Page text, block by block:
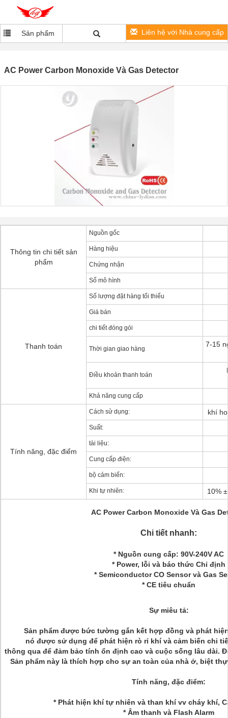
Sản phẩm Liên hệ với Nhà cung cấp
AC Power Carbon Monoxide Và Gas Detector
Thông tin chi tiết sản
phẩm
Nguồn gốc
Hàng hiệu
Chứng nhận
Số mô hình
Thanh toán
Số lượng đặt hàng tối thiểu
Giá bán
chi tiết đóng gói
Thời gian giao hàng
7-15
Điều khoản thanh toán
Khả năng cung cấp
Tính năng, đặc điểm
Cách sử dụng: khí
Suất:
tài liệu:
Cung cấp điện:
bộ cảm biến:
Khi tự nhiên: 10%
AC Power Carbon Monoxide Và Gas
Chi tiết nhanh:
* Nguồn cung cấp: 90V-240V AC
* Power, lỗi và báo thức Chỉ định
* Semiconductor CO Sensor và Gas
* CE tiêu chuẩn
Sự miêu tả:
Sản phẩm được bức tường gắn kết hợp đồng và phát
nó được sử dụng để phát hiện rò rỉ khí và cảm biến chi
thông qua để đảm bảo tính ổn định cao và cuộc sống lâu dài.
Sản phẩm này là thích hợp cho sự an toàn của nhà ở, biệt
Tính năng, đặc điểm:
* Phát hiện khí tự nhiên và than khí vv cháy khí,
* Âm thanh và Flash Alarm